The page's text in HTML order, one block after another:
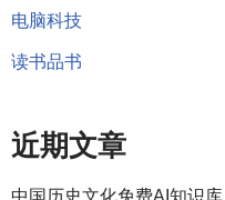
电脑科技
读书品书
近期文章
中国历史文化免费AI知识库